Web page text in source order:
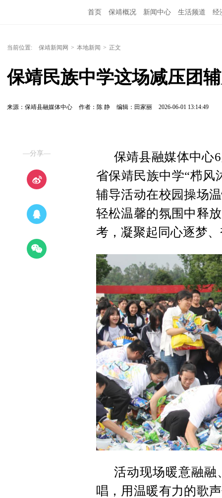
首页 保靖概况 新闻中心 生活频道 经
当前位置: 保靖新闻网 > 本地新闻 > 正文
保靖民族中学这场减压团
来源：保靖县融媒体中心 作者：陈 静 编辑：田家丽 2026-06-01 13:14:49
—分享—
保靖县融媒体中心
省保靖民族中学“栉风
辅导活动在校园操场
轻松温馨的氛围中释
考，凝聚起同心逐梦
活动现场暖意融融
唱，用温暖有力的歌